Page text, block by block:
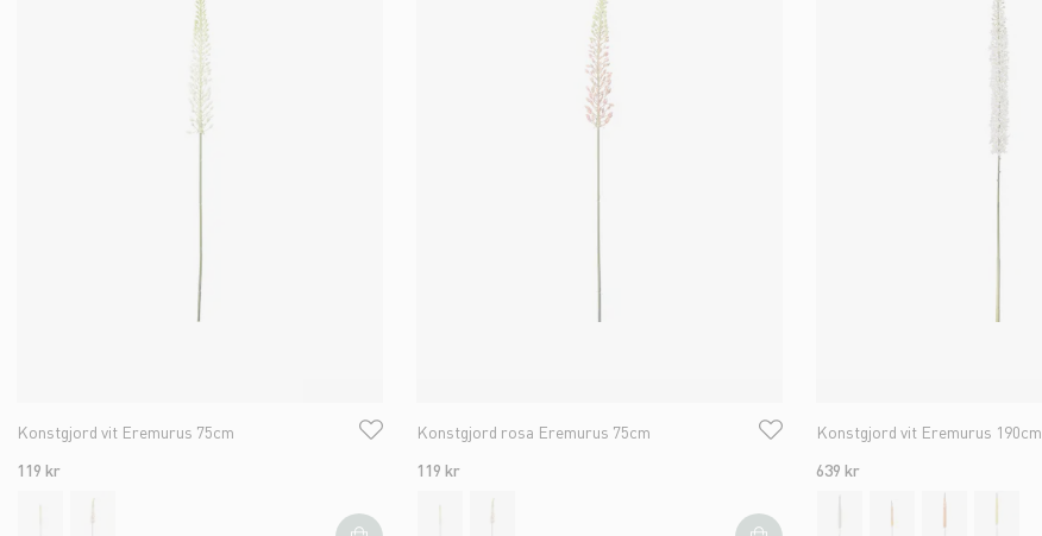
Konstgjord vit Eremurus 75cm
119 kr
Konstgjord rosa Eremurus 75cm
119 kr
Konstgjord vit Eremurus 190cm
639 kr